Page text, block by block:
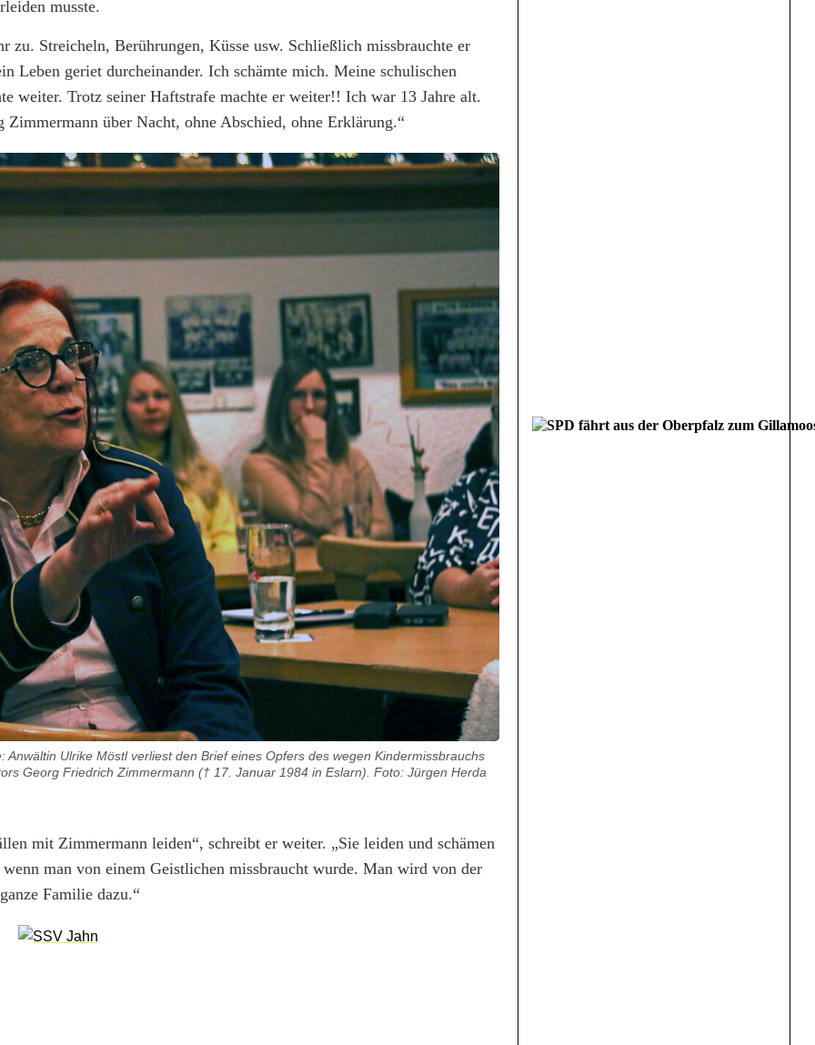
musste.
Streicheln, Berührungen, Küsse usw. Schließlich missbrauchte er
Leben geriet durcheinander. Ich schämte mich. Meine schulischen
weiter. Trotz seiner Haftstrafe machte er weiter!! Ich war 13 Jahre alt.
über Nacht, ohne Abschied, ohne Erklärung.“
Ulrike Möstl verliest den Brief eines Opfers des wegen Kindermissbrauchs
Georg Friedrich Zimmermann († 17. Januar 1984 in Eslarn). Foto: Jürgen Herda
mit Zimmermann leiden“, schreibt er weiter. „Sie leiden und schämen
man von einem Geistlichen missbraucht wurde. Man wird von der
Familie dazu.“